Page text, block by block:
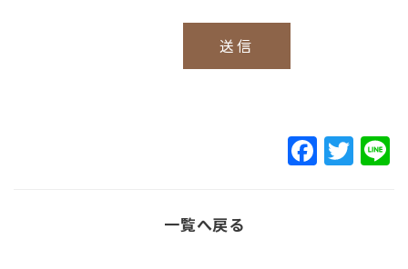
F
a
T
w
一覧へ戻る